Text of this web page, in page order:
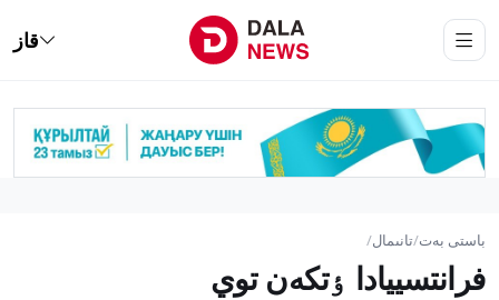
قاز
باستى بەت/تانىمال/
فرانتسييادا ٶتكەن توي